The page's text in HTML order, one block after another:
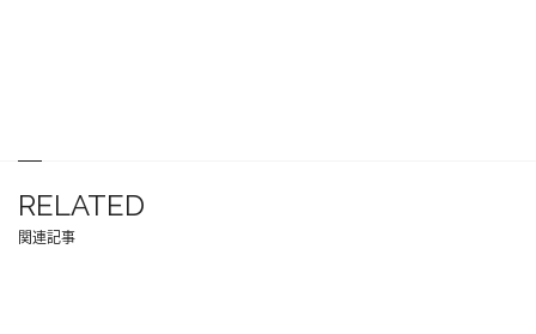
RELATED
関連記事